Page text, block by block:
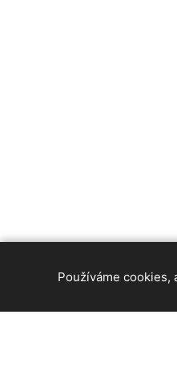
Používáme cookies,